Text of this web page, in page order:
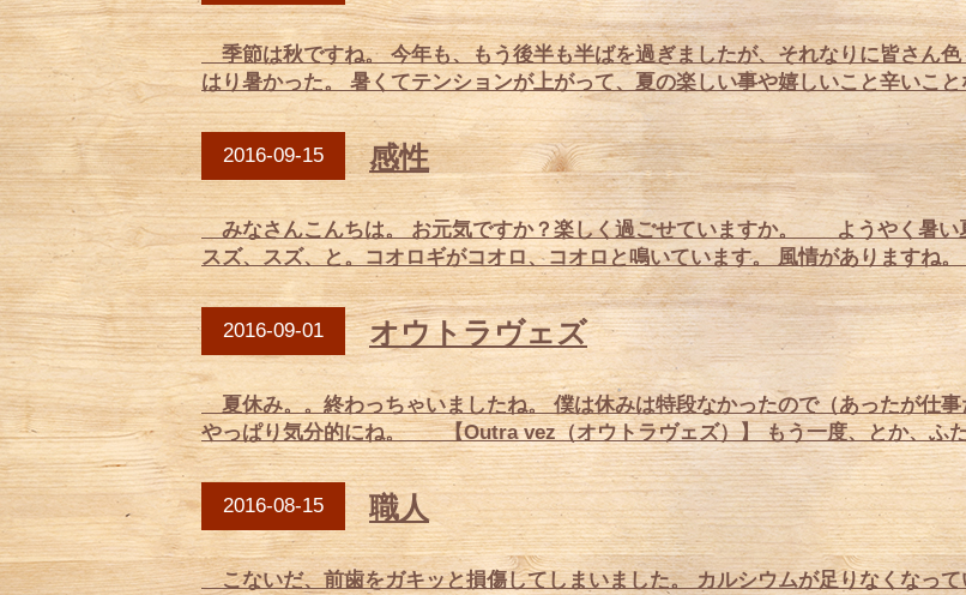
季節は秋ですね。 今年も、もう後半も半ばを過ぎましたが、それなりに皆さん
はり暑かった。 暑くてテンションが上がって、夏の楽しい事や嬉しいこと辛いこ
2016-09-15 感性
みなさんこんちは。 お元気ですか？楽しく過ごせていますか。 ようやく暑い
スズ、スズ、と。コオロギがコオロ、コオロと鳴いています。 風情がありますね
2016-09-01 オウトラヴェズ
夏休み。。終わっちゃいましたね。 僕は休みは特段なかったので（あったが仕
やっぱり気分的にね。 【Outra vez（オウトラヴェズ）】 もう一度、とか、ふ
2016-08-15 職人
こないだ、前歯をガキッと損傷してしまいました。 カルシウムが足りなくなっ